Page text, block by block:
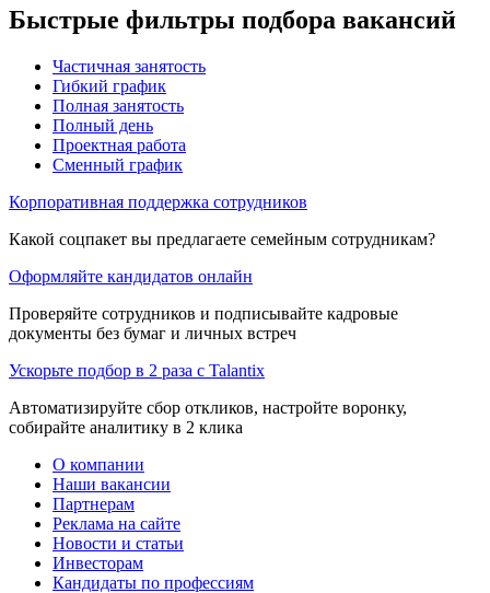
Быстрые фильтры подбора вакансий
Частичная занятость
Гибкий график
Полная занятость
Полный день
Проектная работа
Сменный график
Корпоративная поддержка сотрудников
Какой соцпакет вы предлагаете семейным сотрудникам?
Оформляйте кандидатов онлайн
Проверяйте сотрудников и подписывайте кадровые
документы без бумаг и личных встреч
Ускорьте подбор в 2 раза с Talantix
Автоматизируйте сбор откликов, настройте воронку,
собирайте аналитику в 2 клика
О компании
Наши вакансии
Партнерам
Реклама на сайте
Новости и статьи
Инвесторам
Кандидаты по профессиям